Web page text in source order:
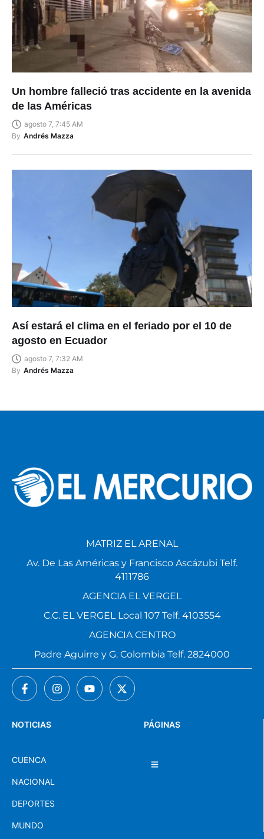
Un hombre falleció tras accidente en la avenida
de las Américas
agosto 7, 7:45 AM
By Andrés Mazza
Así estará el clima en el feriado por el 10 de
agosto en Ecuador
agosto 7, 7:32 AM
By Andrés Mazza
PÁGINAS
NOTICIAS
CUENCA
NACIONAL
DEPORTES
MUNDO
MATRIZ EL ARENAL
Av. De Las Américas y Francisco Ascázubi Telf.
4111786
AGENCIA EL VERGEL
C.C. EL VERGEL Local 107 Telf. 4103554
AGENCIA CENTRO
Padre Aguirre y G. Colombia Telf. 2824000